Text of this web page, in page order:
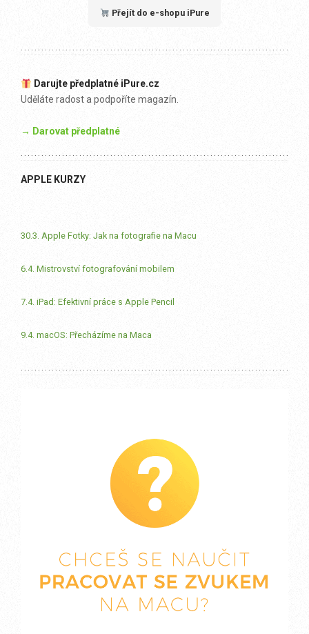
Přejít do e-shopu iPure
Darujte předplatné iPure.cz
Uděláte radost a podpoříte magazín.
→ Darovat předplatné
APPLE KURZY
30.3. Apple Fotky: Jak na fotografie na Macu
6.4. Mistrovství fotografování mobilem
7.4. iPad: Efektivní práce s Apple Pencil
9.4. macOS: Přecházíme na Maca